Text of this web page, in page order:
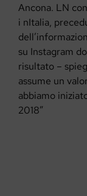
Ancona. LN
i nItalia,
su Instagram
risultato –
assume un
abbiamo
2018”